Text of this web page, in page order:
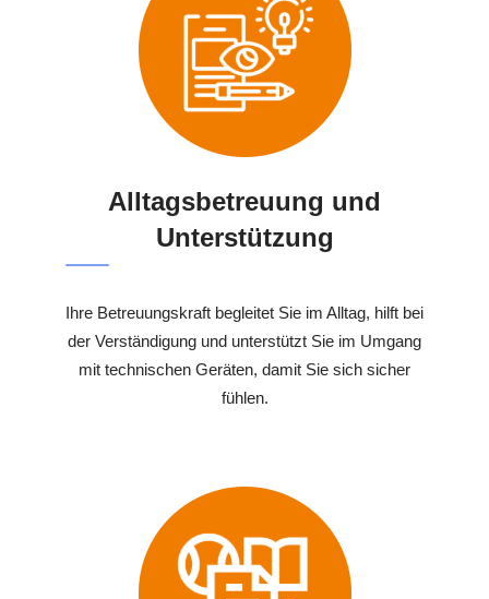
Alltagsbetreuung und
Unterstützung
Ihre Betreuungskraft begleitet Sie im Alltag, hilft bei
der Verständigung und unterstützt Sie im Umgang
mit technischen Geräten, damit Sie sich sicher
fühlen.